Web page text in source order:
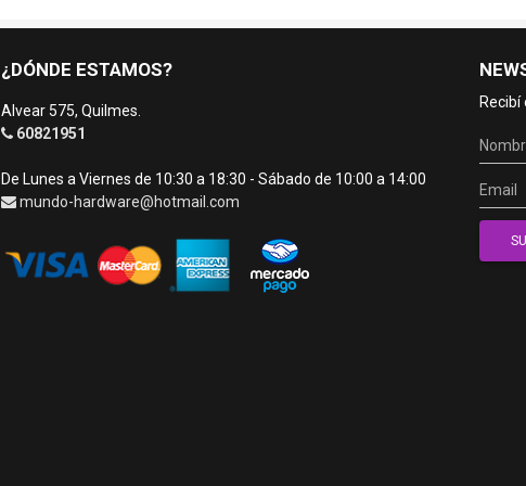
¿DÓNDE ESTAMOS?
Alvear 575, Quilmes.
60821951
De Lunes a Viernes de 10:30 a 18:30 - Sábado de 10:00 a 14:00
mundo-hardware@hotmail.com